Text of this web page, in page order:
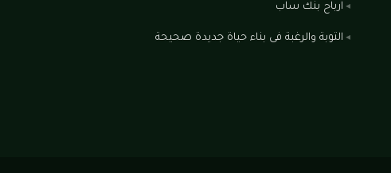
ارباح بنك ساب
التوبة والرغبة فى بناء حياة جديدة صحيحة